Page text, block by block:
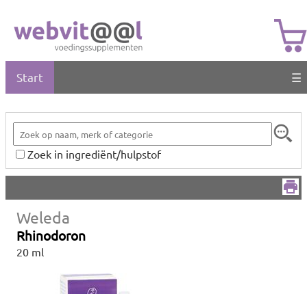
Start ☰
Zoek in ingrediënt/hulpstof
Weleda
Rhinodoron
20 ml